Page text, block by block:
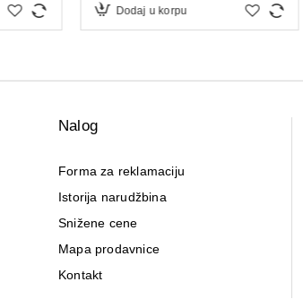
Dodaj u korpu
Nalog
Forma za reklamaciju
Istorija narudžbina
Snižene cene
Mapa prodavnice
Kontakt